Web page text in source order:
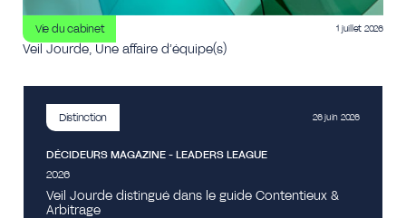
Vie du cabinet 1 juillet 2026
Veil Jourde, Une affaire d’équipe(s)
Distinction 26 juin 2026
DÉCIDEURS MAGAZINE - LEADERS LEAGUE
2026
Veil Jourde distingué dans le guide Contentieux &
Arbitrage